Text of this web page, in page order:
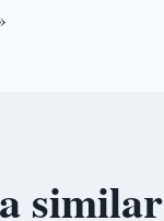
similar